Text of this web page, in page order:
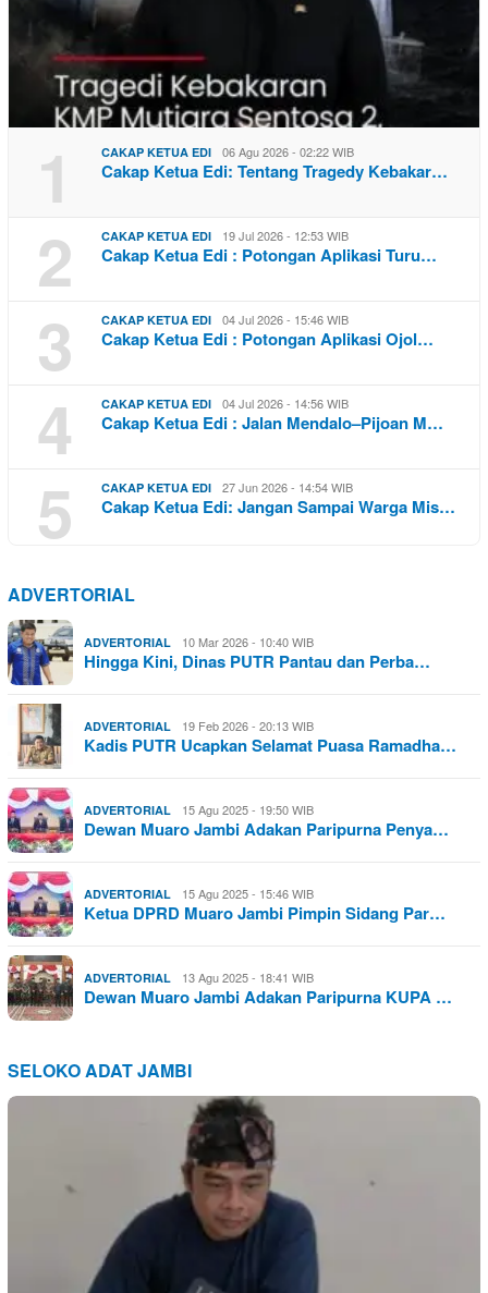
1 CAKAP KETUA EDI 06 Agu 2026 - 02:22 WIB
Cakap Ketua Edi: Tentang Tragedy Kebakar…
2 CAKAP KETUA EDI 19 Jul 2026 - 12:53 WIB
Cakap Ketua Edi : Potongan Aplikasi Turu…
3 CAKAP KETUA EDI 04 Jul 2026 - 15:46 WIB
Cakap Ketua Edi : Potongan Aplikasi Ojol…
4 CAKAP KETUA EDI 04 Jul 2026 - 14:56 WIB
Cakap Ketua Edi : Jalan Mendalo–Pijoan M…
5 CAKAP KETUA EDI 27 Jun 2026 - 14:54 WIB
Cakap Ketua Edi: Jangan Sampai Warga Mis…
ADVERTORIAL
ADVERTORIAL 10 Mar 2026 - 10:40 WIB
Hingga Kini, Dinas PUTR Pantau dan Perba…
ADVERTORIAL 19 Feb 2026 - 20:13 WIB
Kadis PUTR Ucapkan Selamat Puasa Ramadha…
ADVERTORIAL 15 Agu 2025 - 19:50 WIB
Dewan Muaro Jambi Adakan Paripurna Penya…
ADVERTORIAL 15 Agu 2025 - 15:46 WIB
Ketua DPRD Muaro Jambi Pimpin Sidang Par…
ADVERTORIAL 13 Agu 2025 - 18:41 WIB
Dewan Muaro Jambi Adakan Paripurna KUPA …
SELOKO ADAT JAMBI